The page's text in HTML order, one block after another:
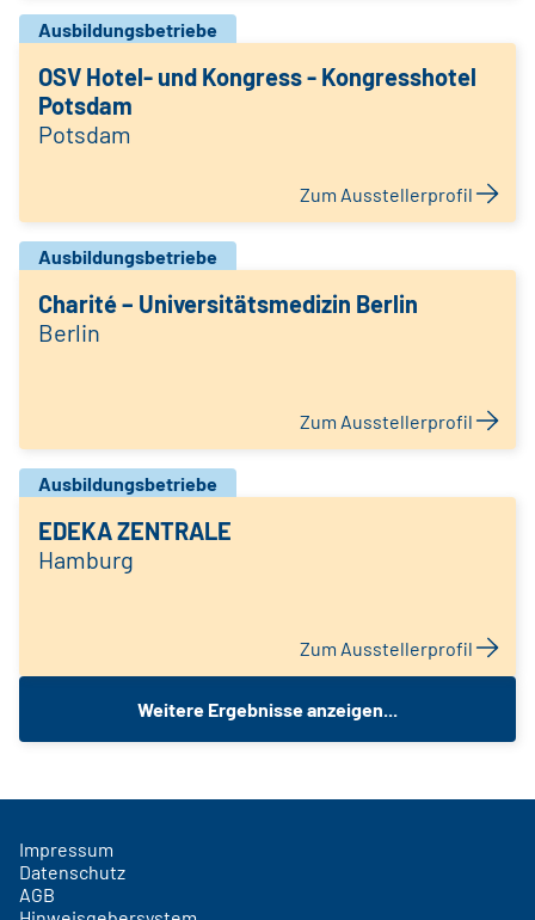
Ausbildungsbetriebe
OSV Hotel- und Kongress - Kongresshotel
Potsdam
Potsdam
Zum Ausstellerprofil
Ausbildungsbetriebe
Charité – Universitätsmedizin Berlin
Berlin
Zum Ausstellerprofil
Ausbildungsbetriebe
EDEKA ZENTRALE
Hamburg
Zum Ausstellerprofil
Weitere Ergebnisse anzeigen...
Impressum
Datenschutz
AGB